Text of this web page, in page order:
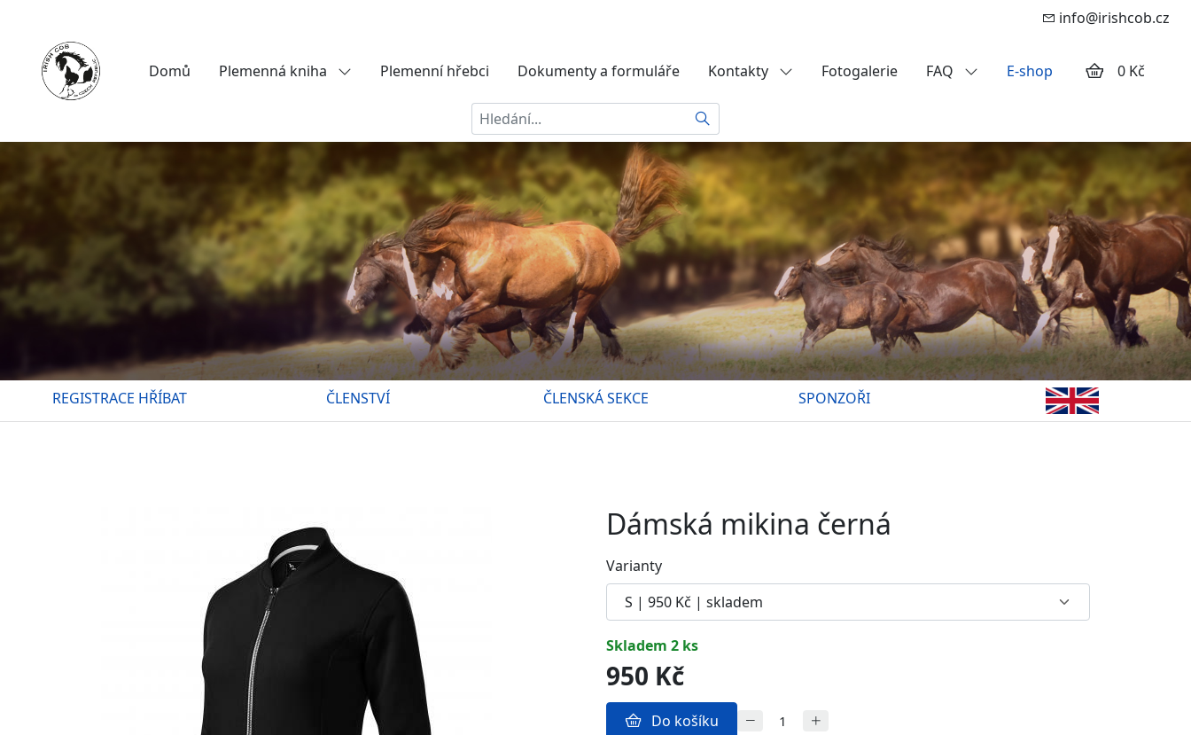
info@irishcob.cz
Domů Plemenná kniha Plemenní hřebci Dokumenty a formuláře Kontakty Fotogalerie FAQ E-shop 0 Kč
Hledat
REGISTRACE HŘÍBAT ČLENSTVÍ ČLENSKÁ SEKCE SPONZOŘI
Dámská mikina černá
Varianty
skladem 2 ks
950 Kč
Do košíku